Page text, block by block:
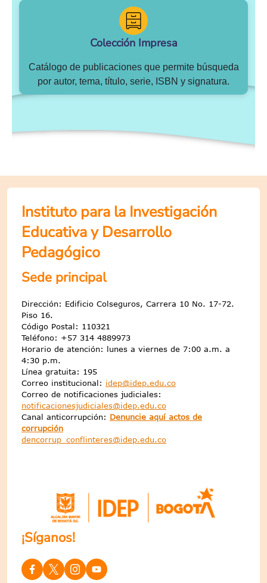
Colección Impresa
Catálogo de publicaciones que permite búsqueda
por autor, tema, título, serie, ISBN y signatura.
Instituto para la Investigación
Educativa y Desarrollo
Pedagógico
Sede principal
Dirección: Edificio Colseguros, Carrera 10 No. 17-72.
Piso 16.
Código Postal: 110321
Teléfono: +57 314 4889973
Horario de atención: lunes a viernes de 7:00 a.m. a
4:30 p.m.
Línea gratuita: 195
Correo institucional: idep@idep.edu.co
Correo de notificaciones judiciales:
notificacionesjudiciales@idep.edu.co
Canal anticorrupción: Denuncie aquí actos de
corrupción
dencorrup_conflinteres@idep.edu.co
¡Síganos!